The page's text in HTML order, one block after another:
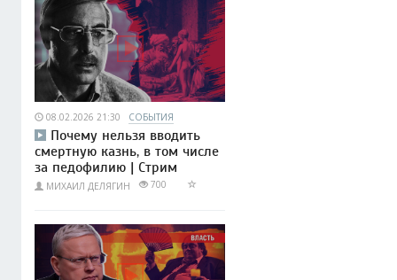
08.02.2026 21:30 СОБЫТИЯ
Почему нельзя вводить
смертную казнь, в том числе
за педофилию | Стрим
МИХАИЛ ДЕЛЯГИН 700